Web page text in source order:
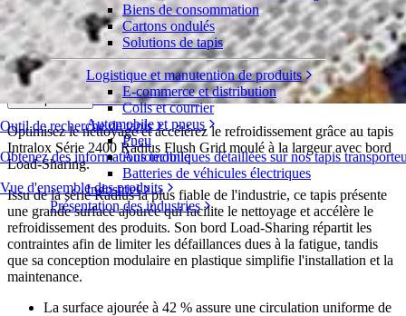
Outil de recherche de tapis
Obtenez des informations techniques détaillées sur nos tapis
Vue d'ensemble des produits
Biens de consommation
Cartons ondulés
Solutions de tapis
Logistique et manutention de produits
E-commerce et distribution
Colis et courrier
Automobile et pneus
Pneu
Automobile
Batteries de véhicules électriques
Industriel
Présentation des industries
Radius Flush Grid MTW avec bord
Load-Sharing™
Série 2400
Répartition Demande de devis
Optimisez le nettoyage et accélérez le refroidissement grâce au tapis
Intralox Série 2400 Radius Flush Grid moulé à la largeur avec bord
Load-Sharing.
Issu de la série Radius la plus fiable de l'industrie, ce tapis présente
une grande surface ajourée qui facilite le nettoyage et accélère le
refroidissement des produits. Son bord Load-Sharing répartit les
contraintes afin de limiter les défaillances dues à la fatigue, tandis
que sa conception modulaire en plastique simplifie l'installation et la
maintenance.
La surface ajourée à 42 % assure une circulation uniforme de